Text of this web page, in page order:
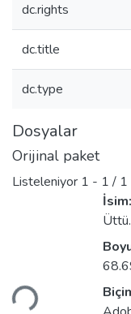
dc.rights
dc.title
dc.type
Dosyalar
Orijinal paket
Listeleniyor 1 - 1 / 1
İsim: